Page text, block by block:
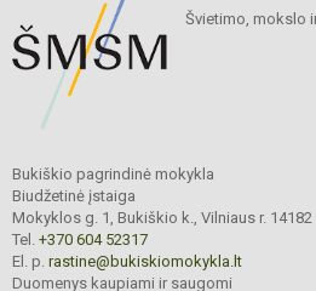
Švietimo, mokslo
Bukiškio pagrindinė mokykla
Biudžetinė įstaiga
Mokyklos g. 1, Bukiškio k., Vilniaus r. 14182
Tel. +370 604 52317
El. p. rastine@bukiskiomokykla.lt
Duomenys kaupiami ir saugomi